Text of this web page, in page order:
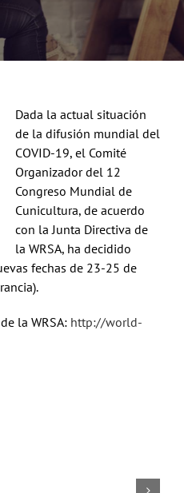
Dada la actual situación
de la difusión mundial del
COVID-19, el Comité
Organizador del 12
Congreso Mundial de
Cunicultura, de acuerdo
con la Junta Directiva de
la WRSA, ha decidido
fechas de 23-25 de
la WRSA: http://world-